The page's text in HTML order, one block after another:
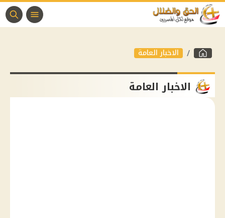
الاخبار العامة
الاخبار العامة